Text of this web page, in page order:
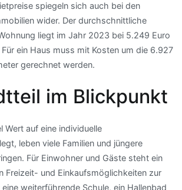
spiegeln sich auch bei den
wider. Der durchschnittliche
liegt im Jahr 2023 bei 5.249 Euro
ein Haus muss mit Kosten um die 6.927
gerechnet werden.
im Blickpunkt
Wert auf eine individuelle
leben viele Familien und jüngere
Für Einwohner und Gäste steht ein
Freizeit- und Einkaufsmöglichkeiten zur
weiterführende Schule, ein Hallenbad